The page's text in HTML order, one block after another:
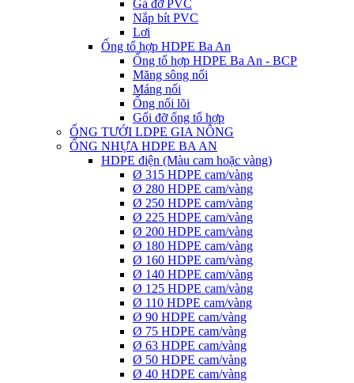
Gá đỡ PVC
Nắp bít PVC
Lơi
Ống tổ hợp HDPE Ba An
Ống tổ hợp HDPE Ba An - BCP
Măng sông nối
Máng nối
Ống nối lõi
Gối đỡ ống tổ hợp
ỐNG TƯỚI LDPE GIA NÔNG
ỐNG NHỰA HDPE BA AN
HDPE điện (Màu cam hoặc vàng)
Ø 315 HDPE cam/vàng
Ø 280 HDPE cam/vàng
Ø 250 HDPE cam/vàng
Ø 225 HDPE cam/vàng
Ø 200 HDPE cam/vàng
Ø 180 HDPE cam/vàng
Ø 160 HDPE cam/vàng
Ø 140 HDPE cam/vàng
Ø 125 HDPE cam/vàng
Ø 110 HDPE cam/vàng
Ø 90 HDPE cam/vàng
Ø 75 HDPE cam/vàng
Ø 63 HDPE cam/vàng
Ø 50 HDPE cam/vàng
Ø 40 HDPE cam/vàng